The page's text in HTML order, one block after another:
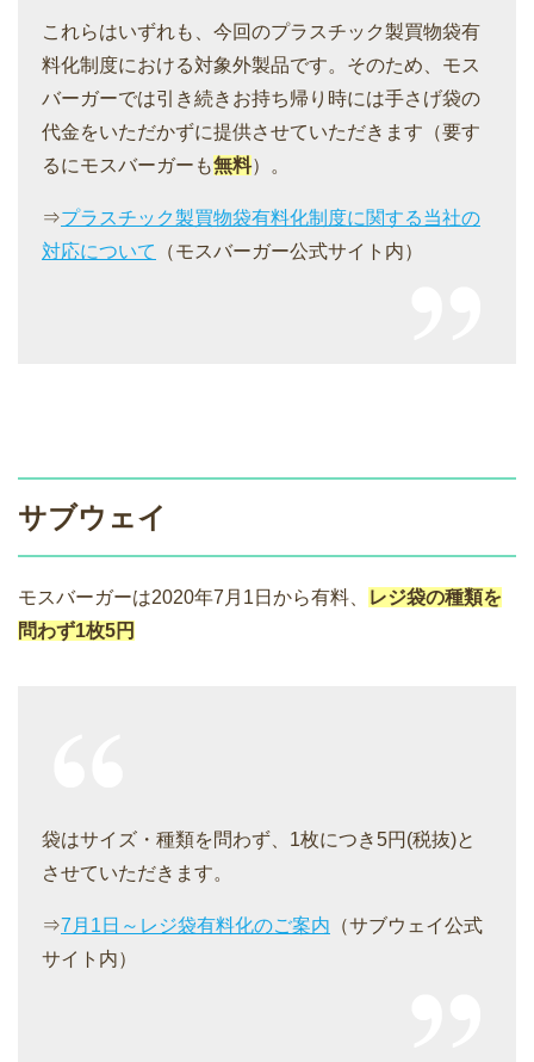
これらはいずれも、今回のプラスチック製買物袋有
料化制度における対象外製品です。そのため、モス
バーガーでは引き続きお持ち帰り時には手さげ袋の
代金をいただかずに提供させていただきます（要す
るにモスバーガーも無料）。
⇒プラスチック製買物袋有料化制度に関する当社の
対応について
（モスバーガー公式サイト内）
サブウェイ
モスバーガーは2020年7月1日から有料、
レジ袋の種類を
問わず1枚5円
袋はサイズ・種類を問わず、1枚につき5円(税抜)と
させていただきます。
⇒7月1日～レジ袋有料化のご案内 （サブウェイ公式
サイト内）